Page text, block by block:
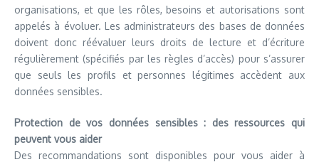
organisations, et que les rôles, besoins et autorisations sont
appelés à évoluer. Les administrateurs des bases de données
doivent donc réévaluer leurs droits de lecture et d’écriture
régulièrement (spécifiés par les règles d’accès) pour s’assurer
que seuls les profils et personnes légitimes accèdent aux
données sensibles.
Protection de vos données sensibles : des ressources qui
peuvent vous aider
Des recommandations sont disponibles pour vous aider à